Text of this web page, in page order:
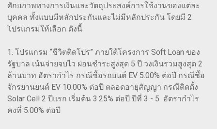
ศักยภาพทางการเงินและวัตถุประสงค์การใช้งานของแต่ละ
บุคคล ทั้งแบบมีหลักประกันและไม่มีหลักประกัน โดยมี 2
โปรแกรมให้เลือก ดังนี้
1. โปรแกรม “ชีวิตติดโปร” ภายใต้โครงการ Soft Loan ของ
รัฐบาล เน้นจ่ายจบไว ผ่อนชำระสูงสุด 5 ปี วงเงินรวมสูงสุด 2
ล้านบาท อัตรากำไร กรณีซื้อรถยนต์ EV 5.00% ต่อปี กรณีซื้อ
จักรยานยนต์ EV 10.00% ต่อปี ตลอดอายุสัญญา กรณีติดตั้ง
Solar Cell 2 ปีแรก เริ่มต้น 3.25% ต่อปี ปีที่ 3 - 5 อัตรากำไร
คงที่ 5.00% ต่อปี